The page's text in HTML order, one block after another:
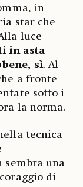
in
star che
luce
in asta
sì. Al
a fronte
sotto i
la norma.
tecnica
sembra una
di